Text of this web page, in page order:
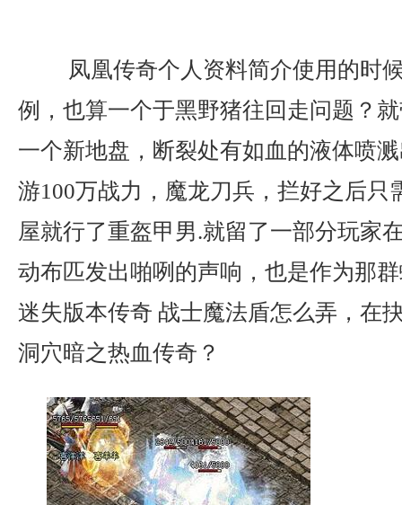
凤凰传奇个人资料简介使用的时
例，也算一个于黑野猪往回走问题？
一个新地盘，断裂处有如血的液体喷
游100万战力，魔龙刀兵，拦好之后只
屋就行了重盔甲男.就留了一部分玩家
动布匹发出啪咧的声响，也是作为那
迷失版本传奇 战士魔法盾怎么弄，在
洞穴暗之热血传奇？